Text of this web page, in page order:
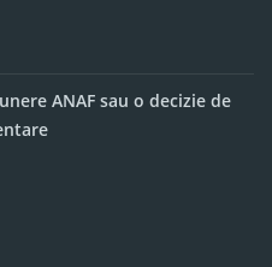
ANAF sau o decizie de